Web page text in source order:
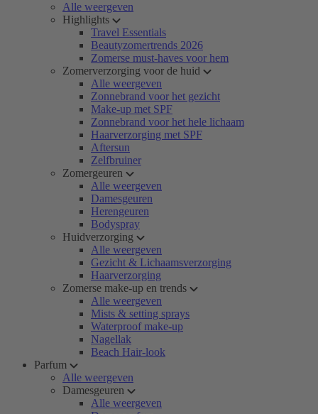
Alle weergeven
Highlights
Travel Essentials
Beautyzomertrends 2026
Zomerse must-haves voor hem
Zomerverzorging voor de huid
Alle weergeven
Zonnebrand voor het gezicht
Make-up met SPF
Zonnebrand voor het hele lichaam
Haarverzorging met SPF
Aftersun
Zelfbruiner
Zomergeuren
Alle weergeven
Damesgeuren
Herengeuren
Bodyspray
Huidverzorging
Alle weergeven
Gezicht & Lichaamsverzorging
Haarverzorging
Zomerse make-up en trends
Alle weergeven
Mists & setting sprays
Waterproof make-up
Nagellak
Beach Hair-look
Parfum
Alle weergeven
Damesgeuren
Alle weergeven